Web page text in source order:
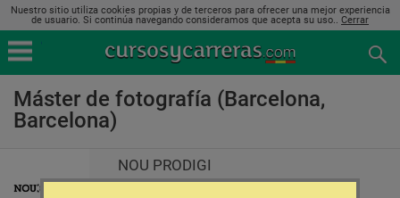
Nuestro sitio utiliza cookies propias y de terceros para ofrecer una mejor experiencia
de usuario. Si continúa navegando consideramos que acepta su uso.. Cerrar
Máster de fotografía (Barcelona,
Barcelona)
NOU PRODIGI